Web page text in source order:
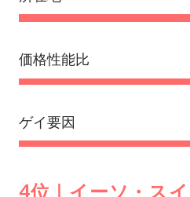
価格性能比
ゲイ要因
4位｜イーソ・ス